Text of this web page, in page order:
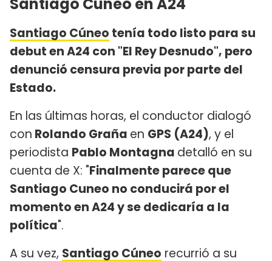
Santiago Cúneo tenía todo listo para su
debut en A24 con "El Rey Desnudo", pero
denunció censura previa por parte del
Estado.
En las últimas horas, el conductor dialogó
con Rolando Graña en GPS (A24), y el
periodista Pablo Montagna detalló en su
cuenta de X: "Finalmente parece que
Santiago Cuneo no conducirá por el
momento en A24 y se dedicaría a la
política".
A su vez, Santiago Cúneo recurrió a su